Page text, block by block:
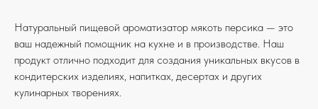
Натуральный пищевой ароматизатор мякоть персика — это
ваш надежный помощник на кухне и в производстве. Наш
продукт отлично подходит для создания уникальных вкусов в
кондитерских изделиях, напитках, десертах и других
кулинарных творениях.